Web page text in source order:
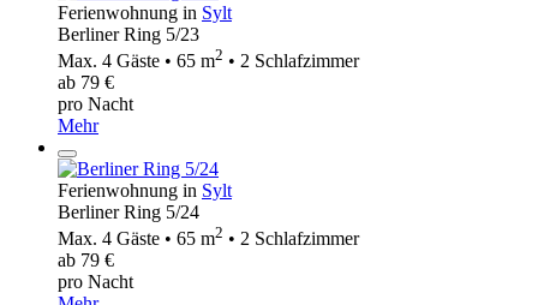
Ferienwohnung in Sylt
Berliner Ring 5/23
Max. 4 Gäste • 65 m2 • 2 Schlafzimmer
ab 79 €
pro Nacht
Mehr
Ferienwohnung in Sylt
Berliner Ring 5/24
Max. 4 Gäste • 65 m2 • 2 Schlafzimmer
ab 79 €
pro Nacht